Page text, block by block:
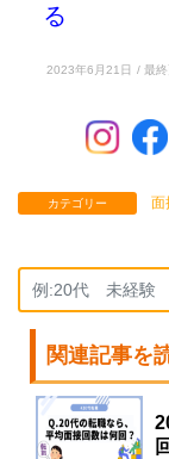
る
2023年6月21日 / 最
カテゴリー 面
関連記事を